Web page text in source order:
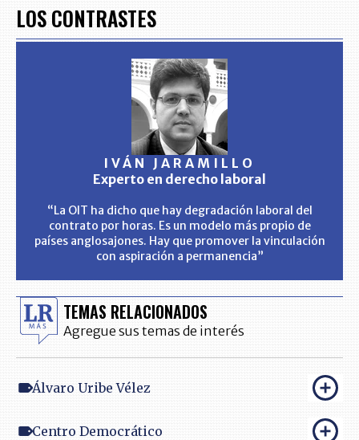
LOS CONTRASTES
IVÁN JARAMILLO
Experto en derecho laboral
“La OIT ha dicho que hay degradación laboral del
contrato por horas. Es un modelo más propio de
países anglosajones. Hay que promover la vinculación
con aspiración a permanencia”
TEMAS RELACIONADOS
Agregue sus temas de interés
Álvaro Uribe Vélez
Centro Democrático